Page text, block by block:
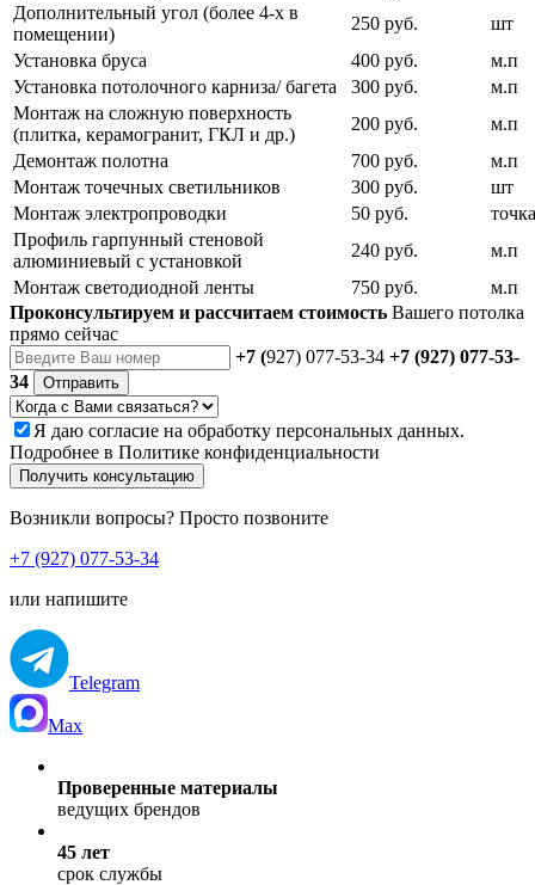
Дополнительный угол (более 4-х в
помещении)
250 руб.
шт
Установка бруса
400 руб.
м.п
Установка потолочного карниза/ багета
300 руб.
м.п
Монтаж на сложную поверхность
(плитка, керамогранит, ГКЛ и др.)
200 руб.
м.п
Демонтаж полотна
700 руб.
м.п
Монтаж точечных светильников
300 руб.
шт
Монтаж электропроводки
50 руб.
точка
Профиль гарпунный стеновой
алюминиевый с установкой
240 руб.
м.п
Монтаж светодиодной ленты
750 руб.
м.п
Проконсультируем и рассчитаем стоимость Вашего потолка
прямо сейчас
+7 (927) 077-53-34 +7 (927) 077-53-
34
Отправить
Я даю согласие на обработку персональных данных.
Подробнее в Политике конфиденциальности
Получить консультацию
Возникли вопросы? Просто позвоните
+7 (927) 077-53-34
или напишите
Telegram
Max
Проверенные материалы
ведущих брендов
45 лет
срок службы